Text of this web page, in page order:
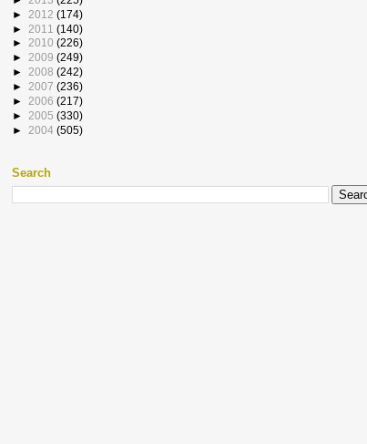
► 2012 (174)
► 2011 (140)
► 2010 (226)
► 2009 (249)
► 2008 (242)
► 2007 (236)
► 2006 (217)
► 2005 (330)
► 2004 (505)
Search